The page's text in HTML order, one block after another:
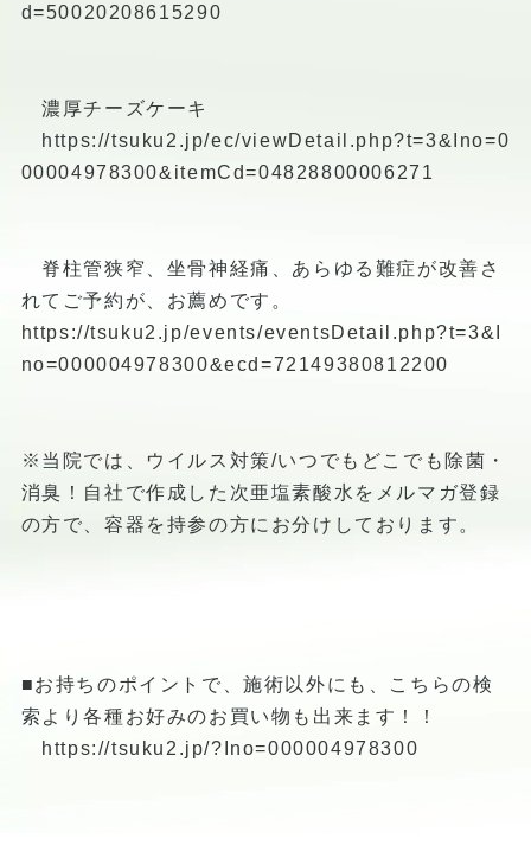
d=50020208615290
濃厚チーズケーキ
https://tsuku2.jp/ec/viewDetail.php?t=3&Ino=0
00004978300&itemCd=04828800006271
脊柱管狭窄、坐骨神経痛、あらゆる難症が改善さ
れてご予約が、お薦めです。
https://tsuku2.jp/events/eventsDetail.php?t=3&I
no=000004978300&ecd=72149380812200
※当院では、ウイルス対策/いつでもどこでも除菌・
消臭！自社で作成した次亜塩素酸水をメルマガ登録
の方で、容器を持参の方にお分けしております。
■お持ちのポイントで、施術以外にも、こちらの検
索より各種お好みのお買い物も出来ます！！
https://tsuku2.jp/?Ino=000004978300